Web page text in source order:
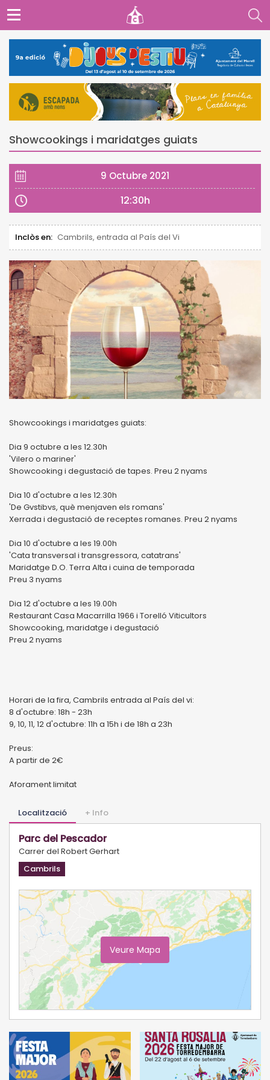
Showcookings i maridatges guiats
9 Octubre 2021
12:30h
Inclòs en: Cambrils, entrada al País del Vi
Showcookings i maridatges guiats:
Dia 9 octubre a les 12.30h
'Vilero o mariner'
Showcooking i degustació de tapes. Preu 2 nyams
Dia 10 d'octubre a les 12.30h
'De Gvstibvs, què menjaven els romans'
Xerrada i degustació de receptes romanes. Preu 2 nyams
Dia 10 d'octubre a les 19.00h
'Cata transversal i transgressora, catatrans'
Maridatge D.O. Terra Alta i cuina de temporada
Preu 3 nyams
Dia 12 d'octubre a les 19.00h
Restaurant Casa Macarrilla 1966 i Torelló Viticultors
Showcooking, maridatge i degustació
Preu 2 nyams
Horari de la fira, Cambrils entrada al País del vi:
8 d'octubre: 18h - 23h
9, 10, 11, 12 d'octubre: 11h a 15h i de 18h a 23h
Preus:
A partir de 2€
Aforament limitat
Localització + Info
Parc del Pescador
Carrer del Robert Gerhart
Cambrils
Veure Mapa